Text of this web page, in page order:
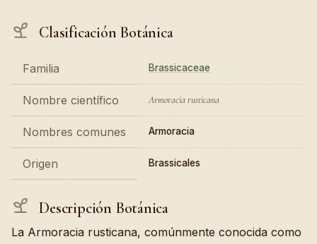
Clasificación Botánica
Familia Brassicaceae
Nombre científico Armoracia rusticana
Nombres comunes Armoracia
Origen Brassicales
Descripción Botánica
La Armoracia rusticana, comúnmente conocida como